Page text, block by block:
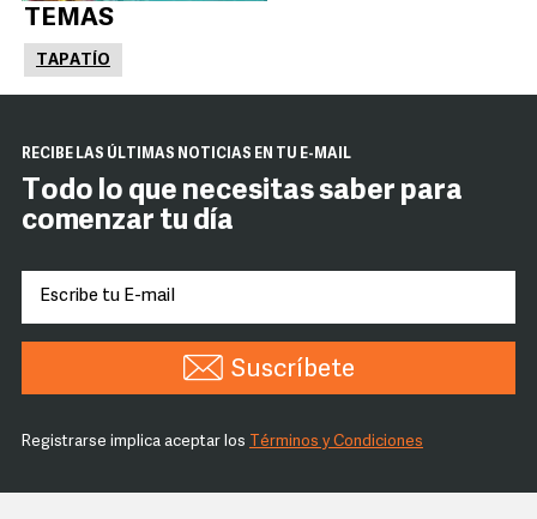
TEMAS
TAPATÍO
RECIBE LAS ÚLTIMAS NOTICIAS EN TU E-MAIL
Todo lo que necesitas saber para
comenzar tu día
Suscríbete
Registrarse implica aceptar los Términos y Condiciones